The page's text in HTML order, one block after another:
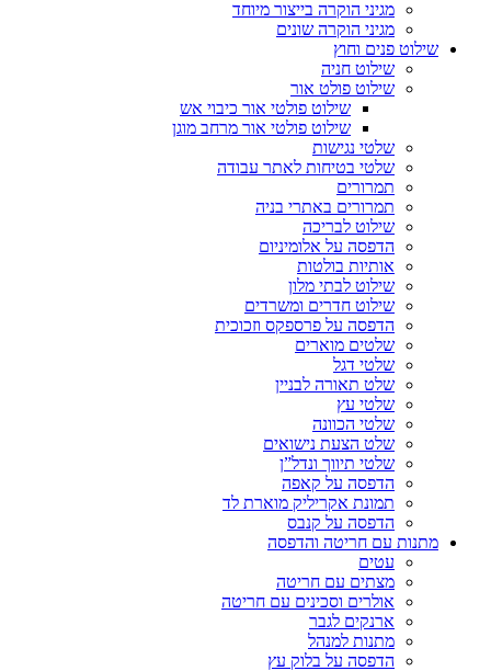
מגיני הוקרה בייצור מיוחד
מגיני הוקרה שונים
שילוט פנים וחוץ
שילוט חניה
שילוט פולט אור
שילוט פולטי אור כיבוי אש
שילוט פולטי אור מרחב מוגן
שלטי נגישות
שלטי בטיחות לאתר עבודה
תמרורים
תמרורים באתרי בניה
שילוט לבריכה
הדפסה על אלומיניום
אותיות בולטות
שילוט לבתי מלון
שילוט חדרים ומשרדים
הדפסה על פרספקס וזכוכית
שלטים מוארים
שלטי דגל
שלט תאורה לבניין
שלטי עץ
שלטי הכוונה
שלט הצעת נישואים
שלטי תיווך ונדל”ן
הדפסה על קאפה
תמונת אקריליק מוארת לד
הדפסה על קנבס
מתנות עם חריטה והדפסה
עטים
מצתים עם חריטה
אולרים וסכינים עם חריטה
ארנקים לגבר
מתנות למנהל
הדפסה על בלוק עץ